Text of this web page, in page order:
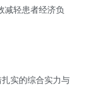
减轻患者经济负
实的综合实力与